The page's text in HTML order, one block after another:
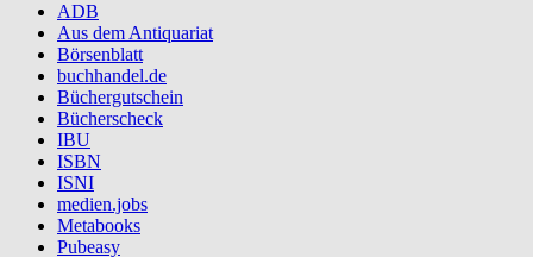
ADB
Aus dem Antiquariat
Börsenblatt
buchhandel.de
Büchergutschein
Bücherscheck
IBU
ISBN
ISNI
medien.jobs
Metabooks
Pubeasy